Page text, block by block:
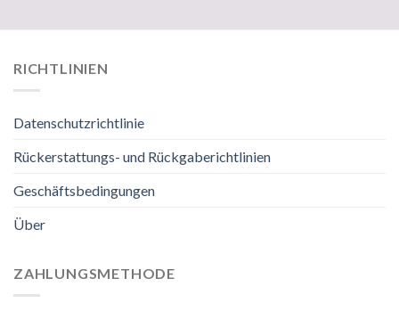
RICHTLINIEN
Datenschutzrichtlinie
Rückerstattungs- und Rückgaberichtlinien
Geschäftsbedingungen
Über
ZAHLUNGSMETHODE